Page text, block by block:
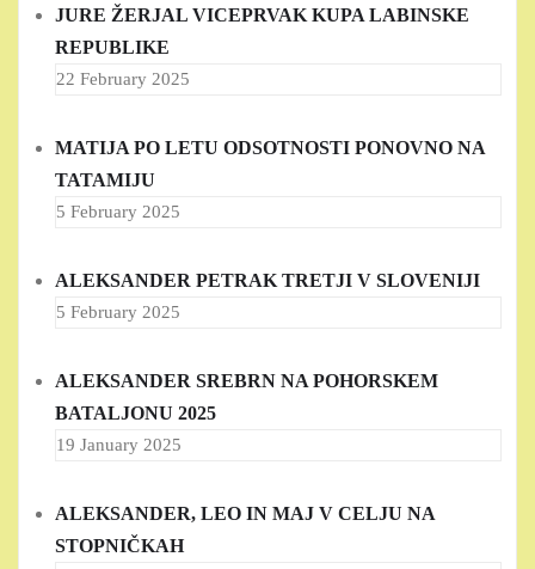
JURE ŽERJAL VICEPRVAK KUPA LABINSKE
REPUBLIKE
22 February 2025
MATIJA PO LETU ODSOTNOSTI PONOVNO NA
TATAMIJU
5 February 2025
ALEKSANDER PETRAK TRETJI V SLOVENIJI
5 February 2025
ALEKSANDER SREBRN NA POHORSKEM
BATALJONU 2025
19 January 2025
ALEKSANDER, LEO IN MAJ V CELJU NA
STOPNIČKAH